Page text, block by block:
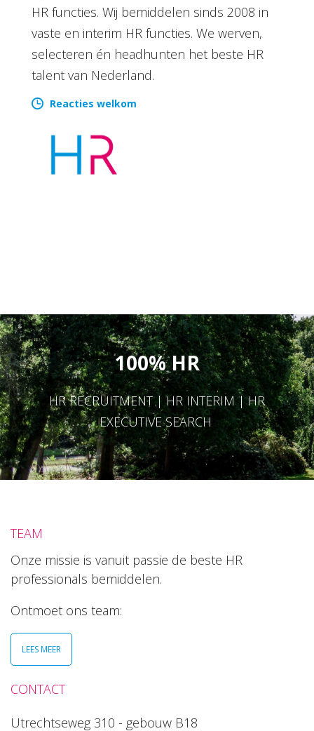
HR functies. Wij bemiddelen sinds 2008 in
vaste en interim HR functies. We werven,
selecteren én headhunten het beste HR
talent van Nederland.
Reacties welkom
100% HR
HR RECRUITMENT | HR INTERIM | HR
EXECUTIVE SEARCH
TEAM
Onze missie is vanuit passie de beste HR
professionals bemiddelen.
Ontmoet ons team:
LEES MEER
CONTACT
Utrechtseweg 310 - gebouw B18